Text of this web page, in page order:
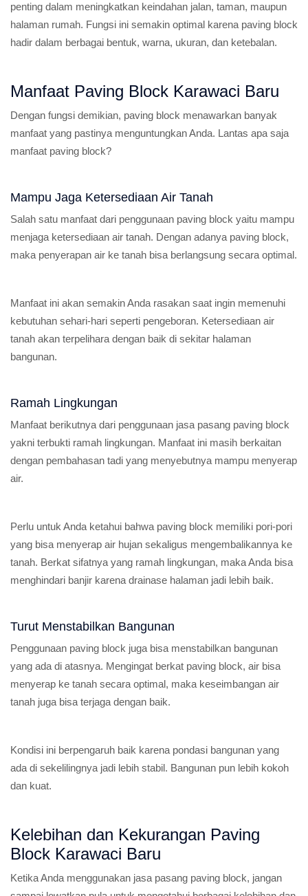
penting dalam meningkatkan keindahan jalan, taman, maupun
halaman rumah. Fungsi ini semakin optimal karena paving block
hadir dalam berbagai bentuk, warna, ukuran, dan ketebalan.
Manfaat Paving Block Karawaci Baru
Dengan fungsi demikian, paving block menawarkan banyak
manfaat yang pastinya menguntungkan Anda. Lantas apa saja
manfaat paving block?
Mampu Jaga Ketersediaan Air Tanah
Salah satu manfaat dari penggunaan paving block yaitu mampu
menjaga ketersediaan air tanah. Dengan adanya paving block,
maka penyerapan air ke tanah bisa berlangsung secara optimal.
Manfaat ini akan semakin Anda rasakan saat ingin memenuhi
kebutuhan sehari-hari seperti pengeboran. Ketersediaan air
tanah akan terpelihara dengan baik di sekitar halaman
bangunan.
Ramah Lingkungan
Manfaat berikutnya dari penggunaan jasa pasang paving block
yakni terbukti ramah lingkungan. Manfaat ini masih berkaitan
dengan pembahasan tadi yang menyebutnya mampu menyerap
air.
Perlu untuk Anda ketahui bahwa paving block memiliki pori-pori
yang bisa menyerap air hujan sekaligus mengembalikannya ke
tanah. Berkat sifatnya yang ramah lingkungan, maka Anda bisa
menghindari banjir karena drainase halaman jadi lebih baik.
Turut Menstabilkan Bangunan
Penggunaan paving block juga bisa menstabilkan bangunan
yang ada di atasnya. Mengingat berkat paving block, air bisa
menyerap ke tanah secara optimal, maka keseimbangan air
tanah juga bisa terjaga dengan baik.
Kondisi ini berpengaruh baik karena pondasi bangunan yang
ada di sekelilingnya jadi lebih stabil. Bangunan pun lebih kokoh
dan kuat.
Kelebihan dan Kekurangan Paving
Block Karawaci Baru
Ketika Anda menggunakan jasa pasang paving block, jangan